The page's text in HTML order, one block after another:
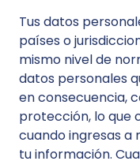
Tus datos
países o
mismo nivel de
datos personales
en consecuencia,
protección, lo que
cuando ingresas a
tu información.